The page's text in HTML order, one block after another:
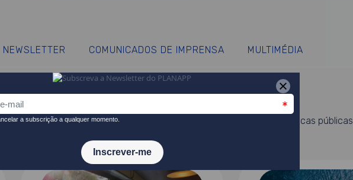
NEWSLETTER COMUNICADOS DE IMPRENSA MULTIMÉDIA
a atividade do PLANAPP e temas contíguos, relacionados com políticas públicas.